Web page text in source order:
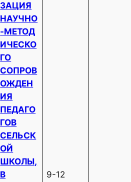
ЗАЦИЯ
НАУЧНО
-МЕТОД
ИЧЕСКО
ГО
СОПРОВ
ОЖДЕН
ИЯ
ПЕДАГО
ГОВ
СЕЛЬСК
ОЙ
ШКОЛЫ,
В
9-12